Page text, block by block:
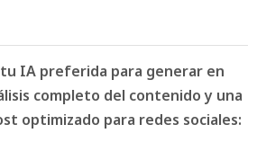
tu IA preferida para generar en
completo del contenido y una
optimizado para redes sociales: